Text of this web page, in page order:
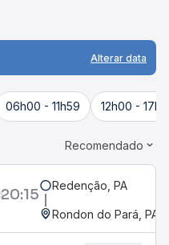
Alterar data
06h00 - 11h59 12h00 -
Recomendado
20:15 Redenção, PA
Rondon do Pará, PA